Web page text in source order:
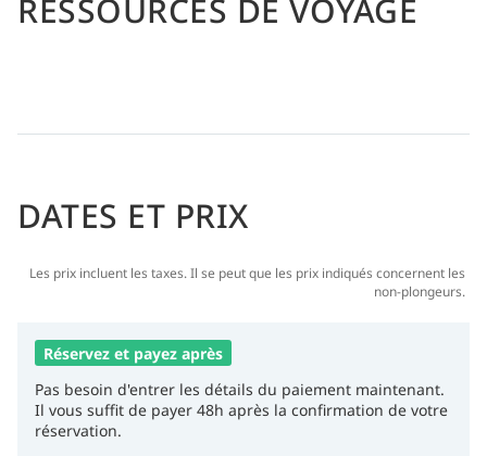
RESSOURCES DE VOYAGE
DATES ET PRIX
Les prix incluent les taxes. Il se peut que les prix indiqués concernent les
non-plongeurs.
Réservez et payez après
Pas besoin d'entrer les détails du paiement maintenant.
Il vous suffit de payer 48h après la confirmation de votre
réservation.